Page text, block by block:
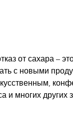
с новыми
и многих других